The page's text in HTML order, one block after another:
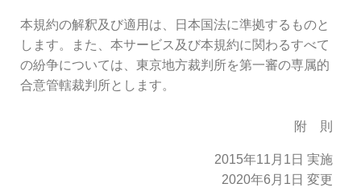
本規約の解釈及び適用は、日本国法に準拠するものと
します。また、本サービス及び本規約に関わるすべて
の紛争については、東京地方裁判所を第一審の専属的
合意管轄裁判所とします。
附 則
2015年11月1日 実施
2020年6月1日 変更